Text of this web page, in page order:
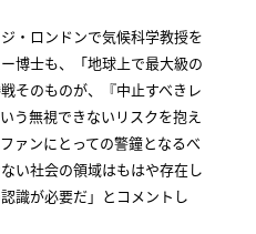
・ロンドンで気候科学教授を
博士も、「地球上で最大級の
そのものが、『中止すべきレ
う無視できないリスクを抱え
ァンにとっての警鐘となるべ
い社会の領域はもはや存在し
識が必要だ」とコメントし